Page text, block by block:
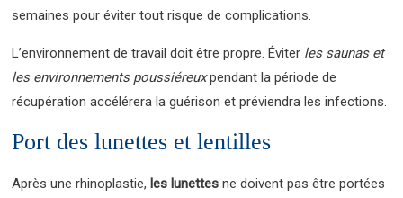
semaines pour éviter tout risque de complications.
L’environnement de travail doit être propre. Éviter les saunas et
les environnements poussiéreuxpendant la période de
récupération accélérera la guérison et préviendra les infections.
Port des lunettes et lentilles
Après une rhinoplastie, les lunettes ne doivent pas être portées